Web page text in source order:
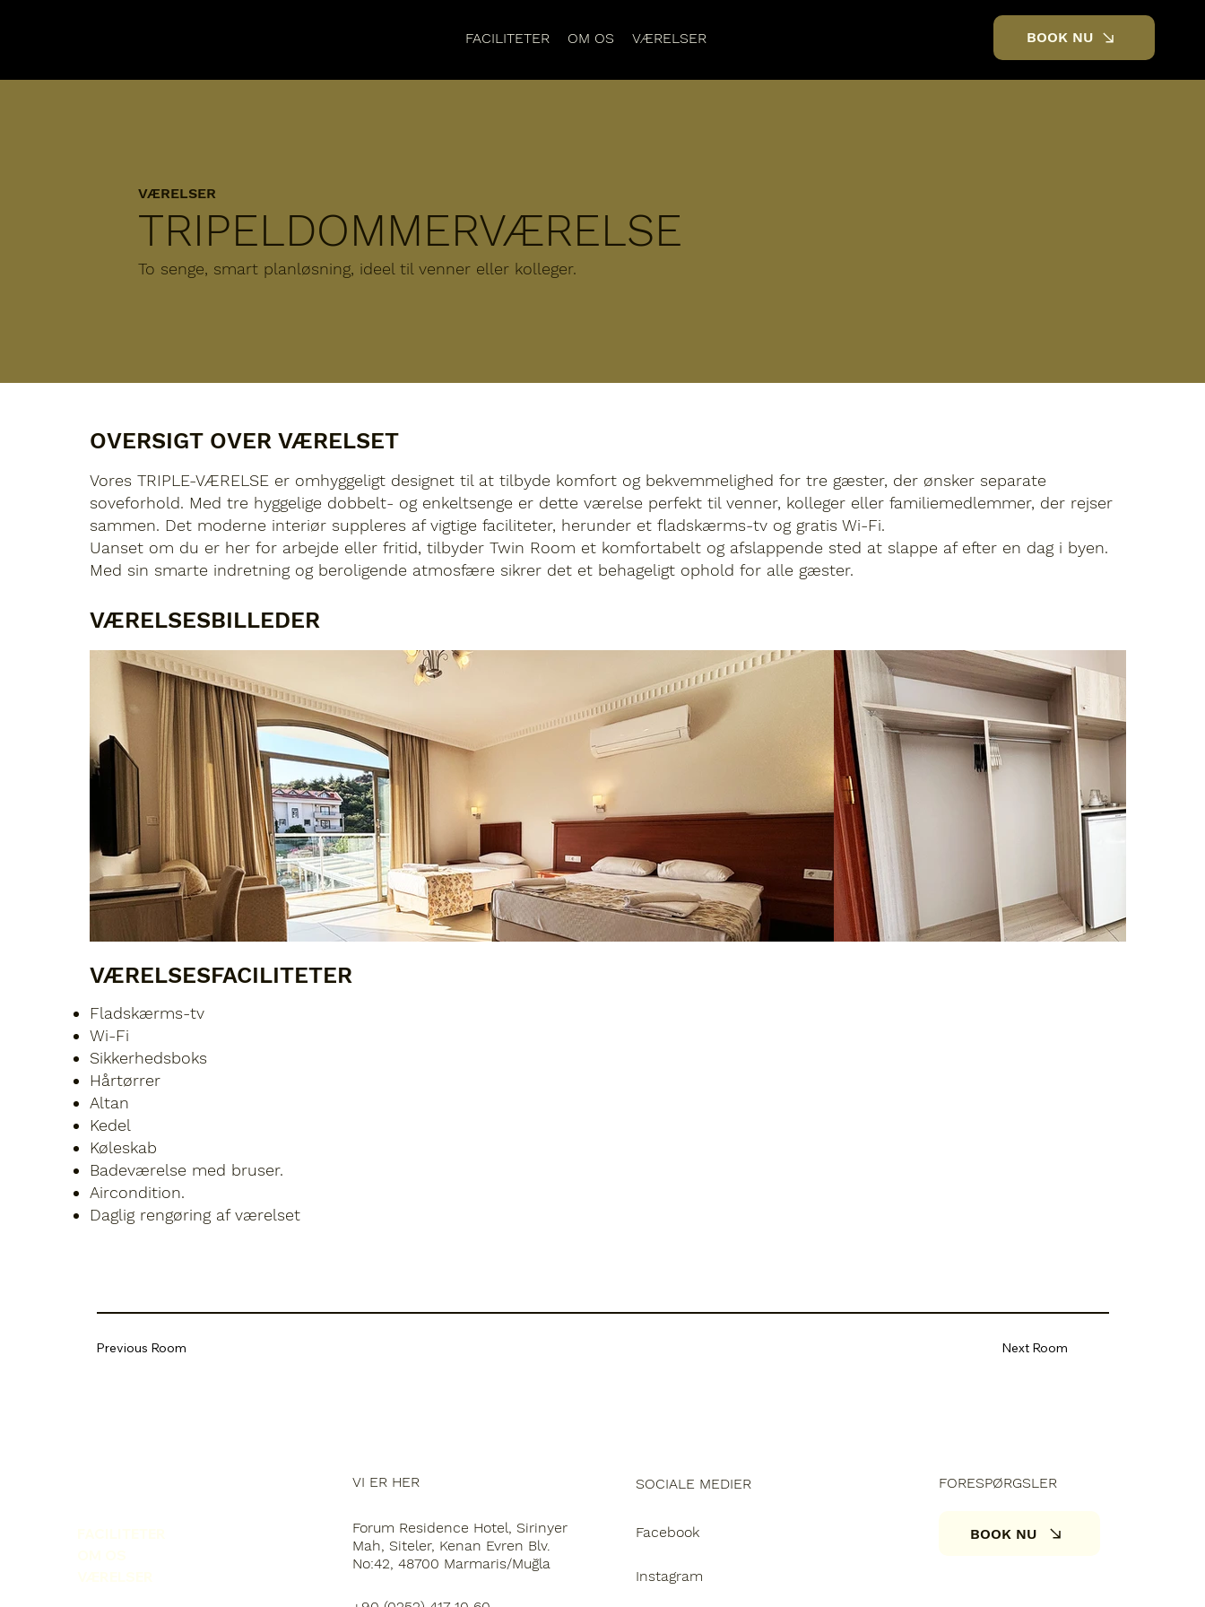
FACILITETER OM OS VÆRELSER BOOK NU
VÆRELSER
TRIPELDOMMERVÆRELSE
To senge, smart planløsning, ideel til venner eller kolleger.
OVERSIGT OVER VÆRELSET
Vores TRIPLE-VÆRELSE er omhyggeligt designet til at tilbyde komfort og bekvemmelighed for tre gæster, der ønsker separate
soveforhold. Med tre hyggelige dobbelt- og enkeltsenge er dette værelse perfekt til venner, kolleger eller familiemedlemmer, der rejser
sammen. Det moderne interiør suppleres af vigtige faciliteter, herunder et fladskærms-tv og gratis Wi-Fi.
Uanset om du er her for arbejde eller fritid, tilbyder Twin Room et komfortabelt og afslappende sted at slappe af efter en dag i byen.
Med sin smarte indretning og beroligende atmosfære sikrer det et behageligt ophold for alle gæster.
VÆRELSESBILLEDER
VÆRELSESFACILITETER
Fladskærms-tv
Wi-Fi
Sikkerhedsboks
Hårtørrer
Altan
Kedel
Køleskab
Badeværelse med bruser.
Aircondition.
Daglig rengøring af værelset
Previous Room Next Room
VI ER HER
Forum Residence Hotel, Sirinyer
Mah, Siteler, Kenan Evren Blv.
No:42, 48700 Marmaris/Muğla
SOCIALE MEDIER
Facebook
Instagram
FORESPØRGSLER
BOOK NU